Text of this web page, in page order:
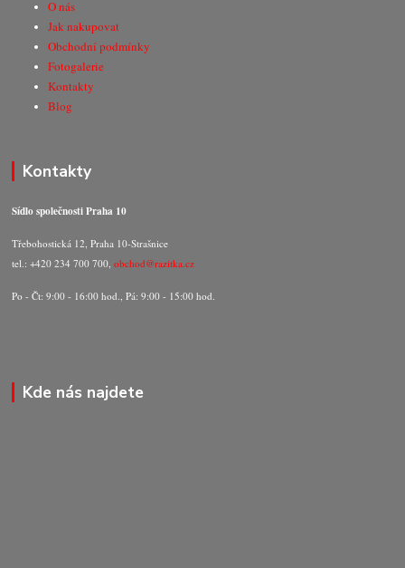
O nás
Jak nakupovat
Obchodní podmínky
Fotogalerie
Kontakty
Blog
Kontakty
Sídlo společnosti Praha 10
Třebohostická 12, Praha 10-Strašnice
tel.: +420 234 700 700,obchod@razitka.cz
Po - Čt: 9:00 - 16:00 hod., Pá: 9:00 - 15:00 hod.
Kde nás najdete